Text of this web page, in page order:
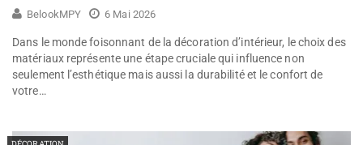
BelookMPY 6 Mai 2026
Dans le monde foisonnant de la décoration d’intérieur, le choix des
matériaux représente une étape cruciale qui influence non
seulement l’esthétique mais aussi la durabilité et le confort de
votre…